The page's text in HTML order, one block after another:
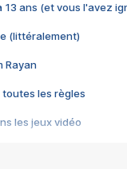
13 ans (et vous l'avez
(littéralement)
Rayan
toutes les règles
les jeux vidéo